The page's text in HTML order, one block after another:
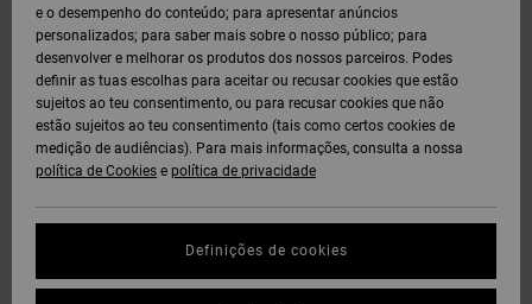
e o desempenho do conteúdo; para apresentar anúncios
personalizados; para saber mais sobre o nosso público; para
desenvolver e melhorar os produtos dos nossos parceiros. Podes
definir as tuas escolhas para aceitar ou recusar cookies que estão
sujeitos ao teu consentimento, ou para recusar cookies que não
estão sujeitos ao teu consentimento (tais como certos cookies de
medição de audiências). Para mais informações, consulta a nossa
política de Cookies e política de privacidade
Definições de cookies